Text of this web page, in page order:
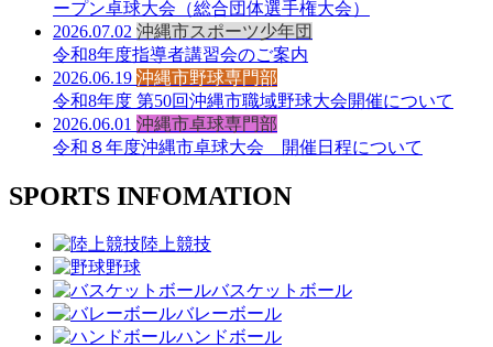
ープン卓球大会（総合団体選手権大会）
2026.07.02 沖縄市スポーツ少年団
令和8年度指導者講習会のご案内
2026.06.19 沖縄市野球専門部
令和8年度 第50回沖縄市職域野球大会開催について
2026.06.01 沖縄市卓球専門部
令和８年度沖縄市卓球大会 開催日程について
SPORTS INFOMATION
陸上競技
野球
バスケットボール
バレーボール
ハンドボール